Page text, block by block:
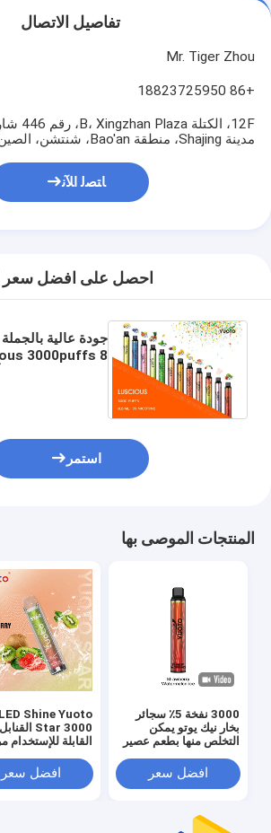
تفاصيل الاتصال
Mr. Tiger Zhou
+86 18823725950
مدينة Shajing، منطقة Bao'an، شنتشن، الصين
ﺎﺘﺼﻟ ﺍﻶﻧ
احصل على افضل
استمر
المنتجات الموصى بها
3000 نفخة 5٪ سجائر
بخار نيك يوتو يمكن
التخلص منها بطعم عصير
افضل سعر
LED Shine Yuoto
Star 3000 القنابل
القابلة للإستخدام
افضل سعر